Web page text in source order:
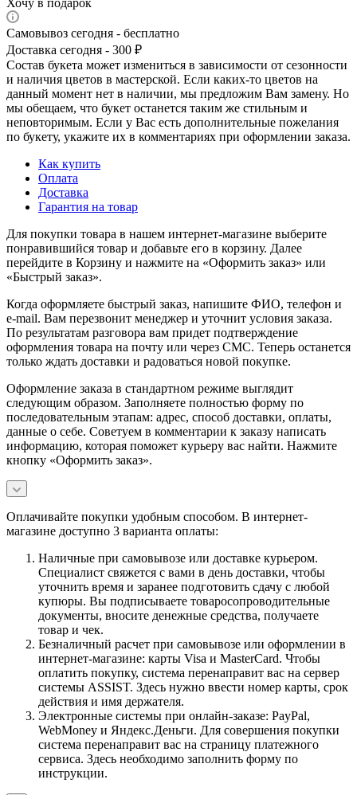
Самовывоз сегодня - бесплатно
Доставка сегодня - 300 ₽
Состав букета может измениться в зависимости от сезонности
и наличия цветов в мастерской. Если каких-то цветов на
данный момент нет в наличии, мы предложим Вам замену. Но
мы обещаем, что букет останется таким же стильным и
неповторимым. Если у Вас есть дополнительные пожелания
по букету, укажите их в комментариях при оформлении заказа.
Как купить
Оплата
Доставка
Гарантия на товар
Для покупки товара в нашем интернет-магазине выберите
понравившийся товар и добавьте его в корзину. Далее
перейдите в Корзину и нажмите на «Оформить заказ» или
«Быстрый заказ».
Когда оформляете быстрый заказ, напишите ФИО, телефон и
e-mail. Вам перезвонит менеджер и уточнит условия заказа.
По результатам разговора вам придет подтверждение
оформления товара на почту или через СМС. Теперь останется
только ждать доставки и радоваться новой покупке.
Оформление заказа в стандартном режиме выглядит
следующим образом. Заполняете полностью форму по
последовательным этапам: адрес, способ доставки, оплаты,
данные о себе. Советуем в комментарии к заказу написать
информацию, которая поможет курьеру вас найти. Нажмите
кнопку «Оформить заказ».
Оплачивайте покупки удобным способом. В интернет-
магазине доступно 3 варианта оплаты:
Наличные при самовывозе или доставке курьером.
Специалист свяжется с вами в день доставки, чтобы
уточнить время и заранее подготовить сдачу с любой
купюры. Вы подписываете товаросопроводительные
документы, вносите денежные средства, получаете
товар и чек.
Безналичный расчет при самовывозе или оформлении в
интернет-магазине: карты Visa и MasterCard. Чтобы
оплатить покупку, система перенаправит вас на сервер
системы ASSIST. Здесь нужно ввести номер карты, срок
действия и имя держателя.
Электронные системы при онлайн-заказе: PayPal,
WebMoney и Яндекс.Деньги. Для совершения покупки
система перенаправит вас на страницу платежного
сервиса. Здесь необходимо заполнить форму по
инструкции.